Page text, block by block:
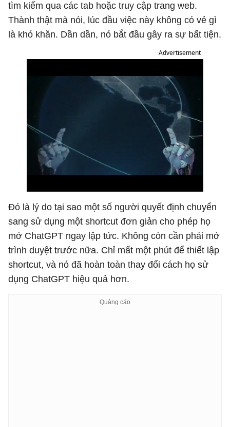
tìm kiếm qua các tab hoặc truy cập trang web.
Thành thật mà nói, lúc đầu việc này không có vẻ gì
là khó khăn. Dần dần, nó bắt đầu gây ra sự bất tiện.
Advertisement
Đó là lý do tại sao một số người quyết định chuyển
sang sử dụng một shortcut đơn giản cho phép họ
mở ChatGPT ngay lập tức. Không còn cần phải mở
trình duyệt trước nữa. Chỉ mất một phút để thiết lập
shortcut, và nó đã hoàn toàn thay đổi cách họ sử
dụng ChatGPT hiệu quả hơn.